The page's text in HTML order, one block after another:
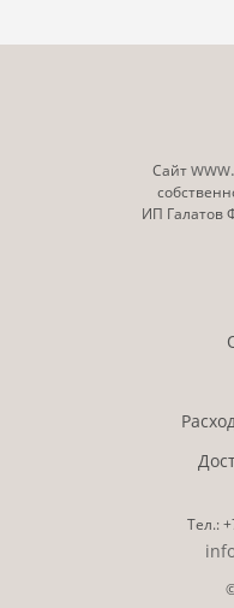
Сайт
ИП Галатов
Тел.: